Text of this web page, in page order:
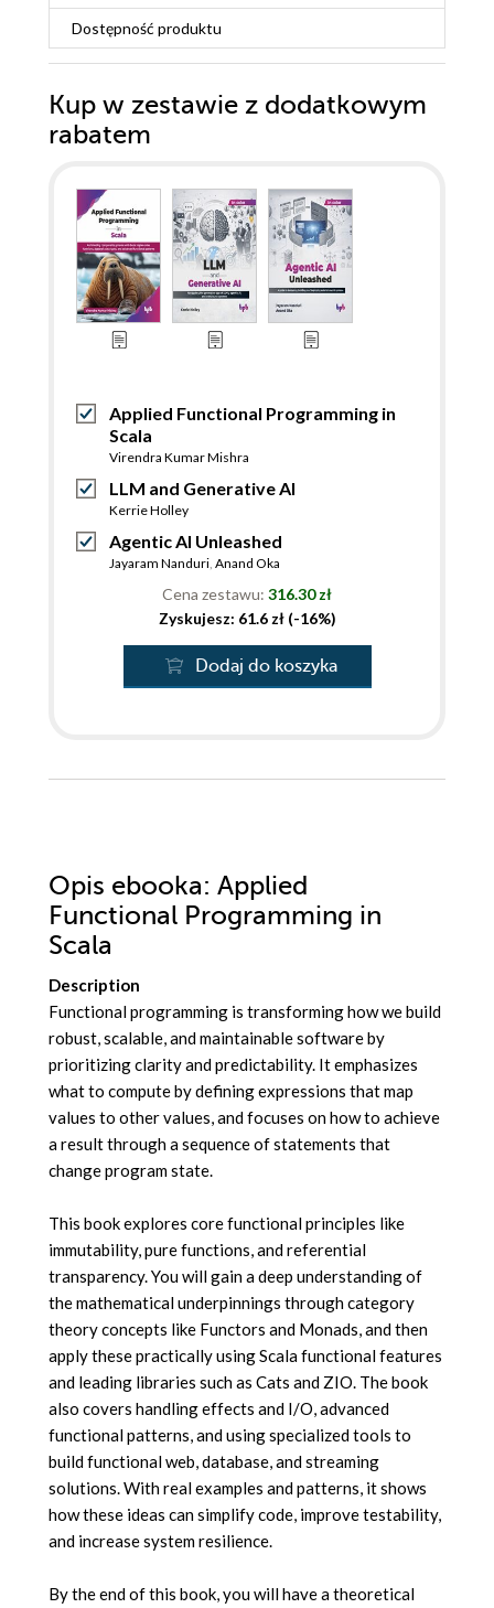
Dostępność produktu
Kup w zestawie z dodatkowym
rabatem
Applied Functional Programming in
Scala
Virendra Kumar Mishra
LLM and Generative AI
Kerrie Holley
Agentic AI Unleashed
Jayaram Nanduri, Anand Oka
Cena zestawu: 316.30 zł
Zyskujesz: 61.6 zł (-16%)
Dodaj do koszyka
Opis ebooka: Applied
Functional Programming in
Scala
Description
Functional programming is transforming how we build
robust, scalable, and maintainable software by
prioritizing clarity and predictability. It emphasizes
what to compute by defining expressions that map
values to other values, and focuses on how to achieve
a result through a sequence of statements that
change program state.
This book explores core functional principles like
immutability, pure functions, and referential
transparency. You will gain a deep understanding of
the mathematical underpinnings through category
theory concepts like Functors and Monads, and then
apply these practically using Scala functional features
and leading libraries such as Cats and ZIO. The book
also covers handling effects and I/O, advanced
functional patterns, and using specialized tools to
build functional web, database, and streaming
solutions. With real examples and patterns, it shows
how these ideas can simplify code, improve testability,
and increase system resilience.
By the end of this book, you will have a theoretical